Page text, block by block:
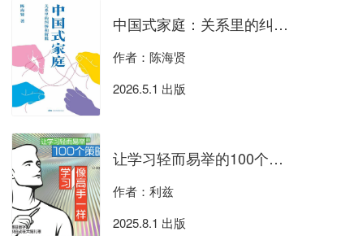
中国式家庭：关系里的纠缠和解脱
作者：陈海贤
2026.5.1 出版
让学习轻而易举的100个策略
作者：利兹
2025.8.1 出版